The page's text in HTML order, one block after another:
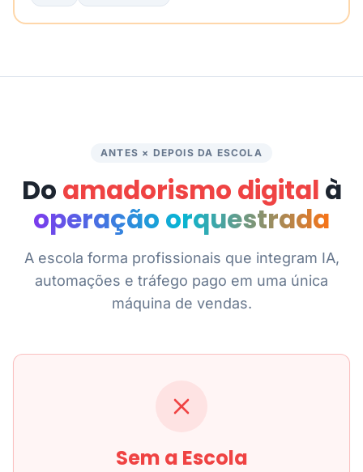
ANTES × DEPOIS DA ESCOLA
Do amadorismo digital à
operação orquestrada
A escola forma profissionais que integram IA,
automações e tráfego pago em uma única
máquina de vendas.
Sem a Escola